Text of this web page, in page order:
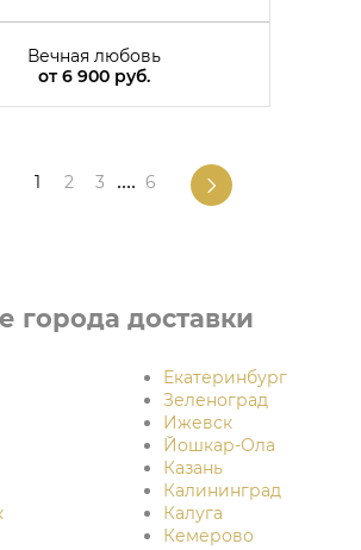
Вечная любовь
от6 900 руб.
1 2 3 .... 6
города доставки
Екатеринбург
Зеленоград
Ижевск
Йошкар-Ола
Казань
Калининград
Калуга
Кемерово